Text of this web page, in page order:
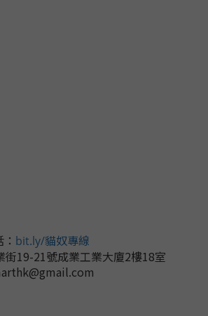
： bit.ly/貓奴專線
街19-21號成業工業大廈2樓18室